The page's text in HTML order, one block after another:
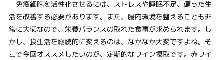
免疫細胞を活性化させるには、ストレスや睡眠不足、偏った生
活を改善する必要があります。また、腸内環境を整えることも非
常に大切なので、栄養バランスの取れた食事が求められます。し
かし、食生活を継続的に変えるのは、なかなか大変ですよね。そ
こで今回オススメしたいのが、定期的なワイン摂取です。赤ワイ